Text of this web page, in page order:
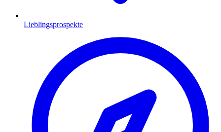
Lieblingsprospekte